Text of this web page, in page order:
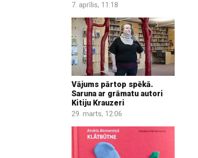
7. aprīlis, 11:18
Vājums pārtop spēkā.
Saruna ar grāmatu autori
Kitiju Krauzeri
29. marts, 12:06